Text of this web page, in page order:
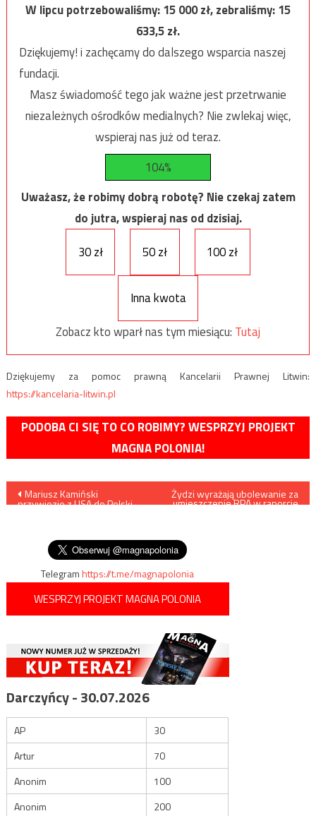
W lipcu potrzebowaliśmy:15 000zł, zebraliśmy:15
633,5zł.
Dziękujemy! i zachęcamy do dalszego wsparcia naszej
fundacji.
Masz świadomość tego jak ważne jest przetrwanie
niezależnych ośrodków medialnych? Nie zwlekaj więc,
wspieraj nas już od teraz.
104%
Uważasz, że robimy dobrą robotę? Nie czekaj zatem
do jutra, wspieraj nas od dzisiaj.
30 zł
50 zł 100 zł
Inna kwota
Zobacz kto wparł nas tym miesiącu: Tutaj
Dziękujemy za pomoc prawną Kancelarii Prawnej Litwin:
https://kancelaria-litwin.pl
PODOBA CI SIĘ TO CO ROBIMY? WESPRZYJ PROJEKT
MAGNA POLONIA!
Nawigacja
Mariusz Kamiński
przywiezie z USA do Polski
Żydzi wyrażają ubolewanie za
umieszczenie RPA w raporcie
Telegramhttps://t.me/magnapolonia
WESPRZYJ PROJEKT MAGNA POLONIA
Darczyńcy - 30.07.2026
AP
30
Artur
70
Anonim
100
Anonim
200